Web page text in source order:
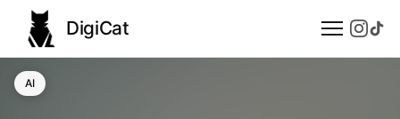
DigiCat
AI
AI